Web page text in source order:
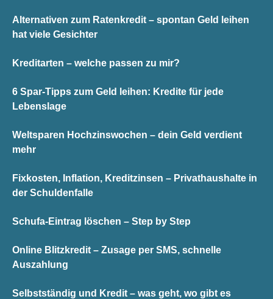
Alternativen zum Ratenkredit – spontan Geld leihen
hat viele Gesichter
Kreditarten – welche passen zu mir?
6 Spar-Tipps zum Geld leihen: Kredite für jede
Lebenslage
Weltsparen Hochzinswochen – dein Geld verdient
mehr
Fixkosten, Inflation, Kreditzinsen – Privathaushalte in
der Schuldenfalle
Schufa-Eintrag löschen – Step by Step
Online Blitzkredit – Zusage per SMS, schnelle
Auszahlung
Selbstständig und Kredit – was geht, wo gibt es